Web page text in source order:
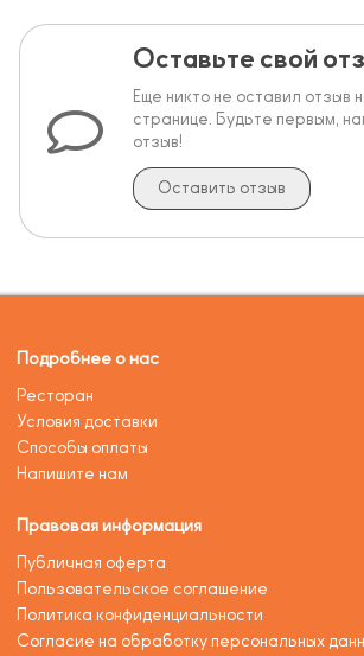
Оставьте свой
Еще никто не оставил отзыв
странице. Будьте первым,
отзыв!
Оставить отзыв
Подробнее о нас
Ресторан
Условия доставки
Способы оплаты
Напишите нам
Правовая информация
Публичная оферта
Пользовательское соглашение
Политика конфиденциальности
Согласие на обработку персональных